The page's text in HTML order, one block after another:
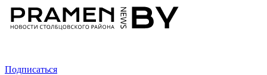
Подписаться